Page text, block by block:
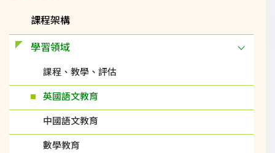
課程架構
學習領域
課程、教學、評估
英國語文教育
中國語文教育
數學教育